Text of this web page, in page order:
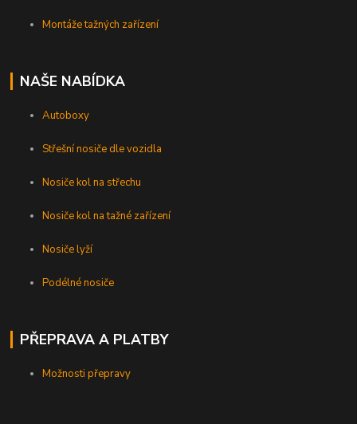
Montáže tažných zařízení
NAŠE NABÍDKA
Autoboxy
Střešní nosiče dle vozidla
Nosiče kol na střechu
Nosiče kol na tažné zařízení
Nosiče lyží
Podélné nosiče
PŘEPRAVA A PLATBY
Možnosti přepravy